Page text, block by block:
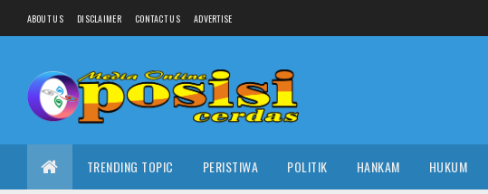
ABOUT US DISCLAIMER CONTACT US ADVERTISE
TRENDING TOPIC PERISTIWA POLITIK HANKAM HUKUM